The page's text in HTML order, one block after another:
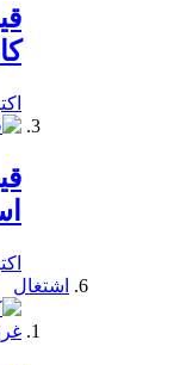
اکتبر
اکتبر
اشتغال